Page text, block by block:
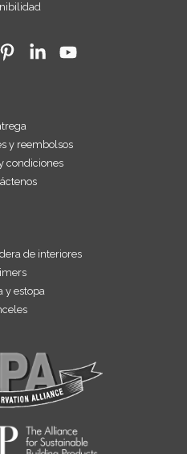
y reembolsos
condiciones
de interiores
y estopa